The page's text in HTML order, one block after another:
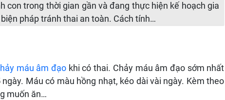
con trong thời gian gần và đang thực hiện kế hoạch gia
pháp tránh thai an toàn. Cách tính…
máu âm đạokhi có thai. Chảy máu âm đạo sớm nhất
Máu có màu hồng nhạt, kéo dài vài ngày. Kèm theo
muốn ăn…